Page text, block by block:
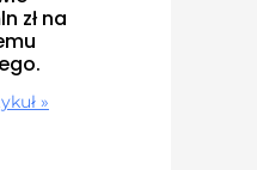
zł na
»